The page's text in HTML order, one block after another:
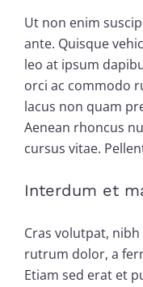
Ut non enim
ante. Quisque
leo at ipsum
orci ac commodo
lacus non quam
Aenean rhoncus
cursus vitae.
Interdum et
Cras volutpat,
rutrum dolor, a
Etiam sed erat et